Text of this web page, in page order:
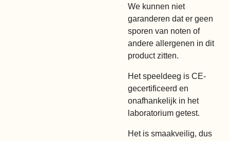
We kunnen niet
garanderen dat er geen
sporen van noten of
andere allergenen in dit
product zitten.
Het speeldeeg is CE-
gecertificeerd en
onafhankelijk in het
laboratorium getest.
Het is smaakveilig, dus